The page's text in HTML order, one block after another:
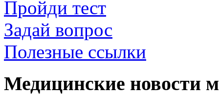
Пройди тест
Задай вопрос
Полезные ссылки
Медицинские новости